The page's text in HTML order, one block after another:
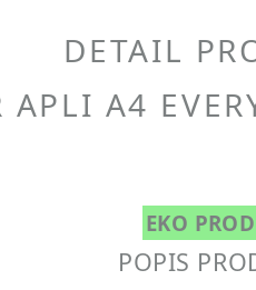
DETAIL
APLI A4
EKO
POPIS